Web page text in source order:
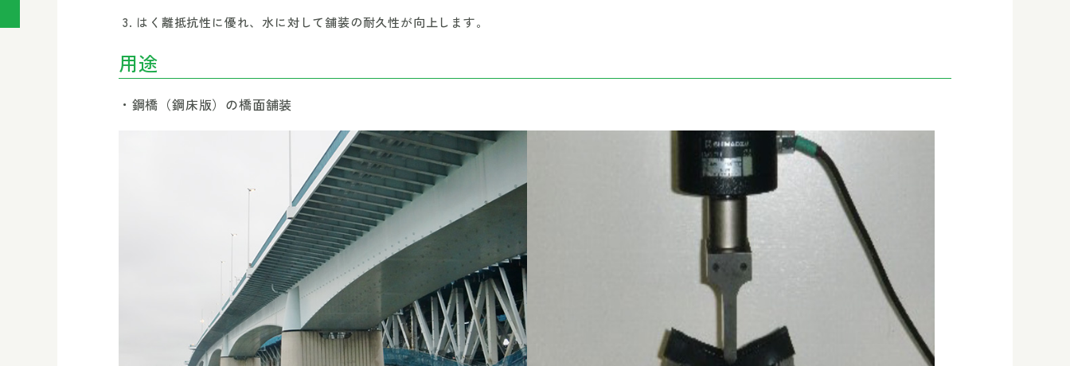
はく離抵抗性に優れ、水に対して舗装の耐久性が向上します。
用途
鋼橋（鋼床版）の橋面舗装